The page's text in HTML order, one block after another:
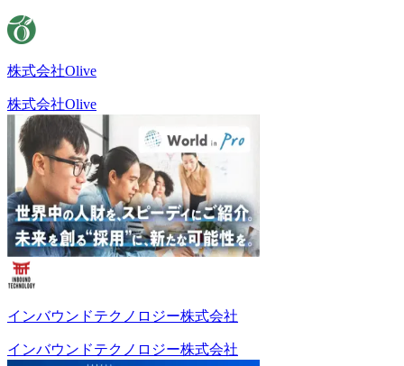
株式会社Olive
株式会社Olive
インバウンドテクノロジー株式会社
インバウンドテクノロジー株式会社